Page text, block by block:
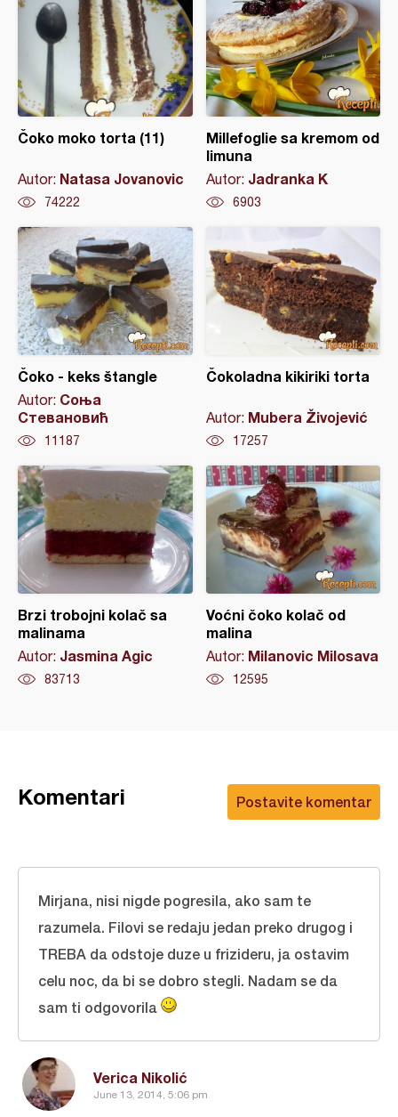
Čoko moko torta (11)
Autor: Natasa Jovanovic
74222
Millefoglie sa kremom od
limuna
Autor: Jadranka K
6903
Čoko - keks štangle
Autor: Соња
Стевановић
11187
Čokoladna kikiriki torta
Autor: Mubera Živojević
17257
Brzi trobojni kolač sa
malinama
Autor: Jasmina Agic
83713
Voćni čoko kolač od
malina
Autor: Milanovic Milosava
12595
Postavite komentar
Komentari
Verica Nikolić
June 13, 2014, 5:06 pm
Mirjana, nisi nigde pogresila, ako sam te
razumela. Filovi se redaju jedan preko drugog i
TREBA da odstoje duze u frizideru, ja ostavim
celu noc, da bi se dobro stegli. Nadam se da
sam ti odgovorila